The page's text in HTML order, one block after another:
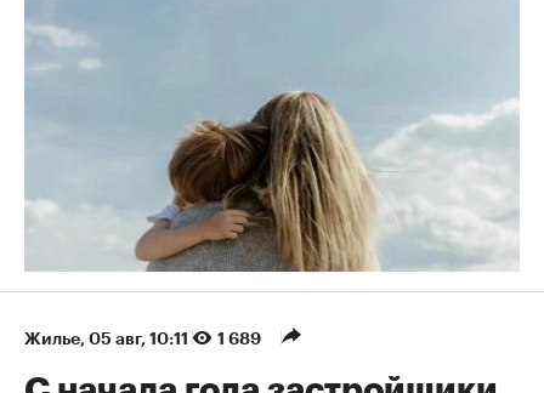
Жилье 05 авг, 10:11 1 689